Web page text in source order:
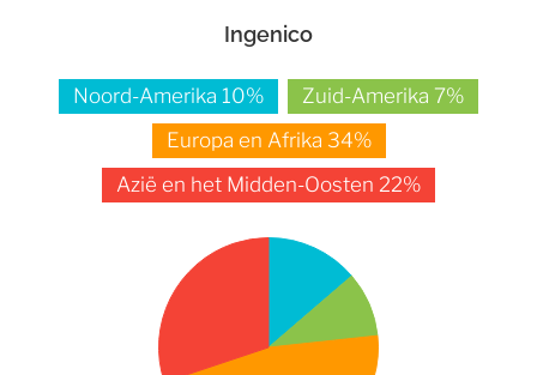
Ingenico
Noord-Amerika 10%
Zuid-Amerika 7%
Europa en Afrika 34%
Azië en het Midden-Oosten 22%